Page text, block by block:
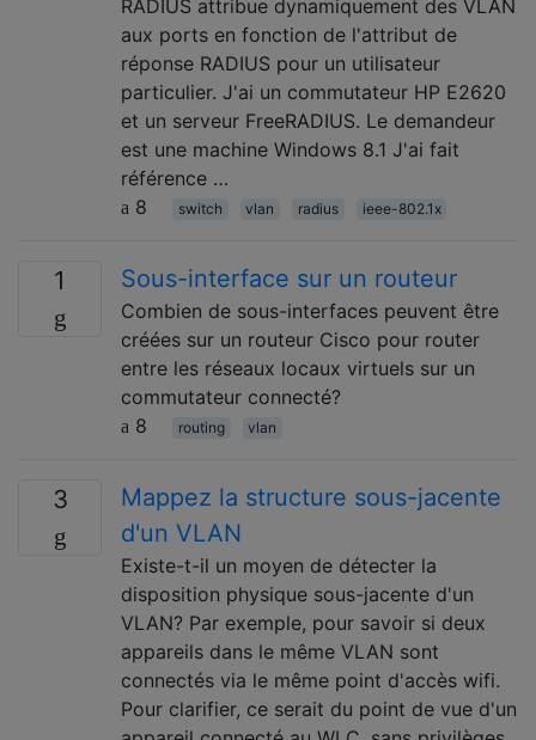
RADIUS attribue dynamiquement des VLAN
aux ports en fonction de l'attribut de
réponse RADIUS pour un utilisateur
particulier. J'ai un commutateur HP E2620
et un serveur FreeRADIUS. Le demandeur
est une machine Windows 8.1 J'ai fait
référence …
8
switch vlan radius ieee-802.1x
1 Sous-interface sur un routeur
Combien de sous-interfaces peuvent être
créées sur un routeur Cisco pour router
entre les réseaux locaux virtuels sur un
commutateur connecté?
8
routing vlan
3
Mappez la structure sous-jacente
d'un VLAN
Existe-t-il un moyen de détecter la
disposition physique sous-jacente d'un
VLAN? Par exemple, pour savoir si deux
appareils dans le même VLAN sont
connectés via le même point d'accès wifi.
Pour clarifier, ce serait du point de vue d'un